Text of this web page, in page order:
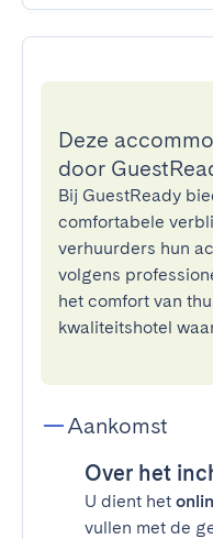
Deze
door
Bij GuestReady
comfortabele
verhuurders hun
volgens
het comfort van
kwaliteitshotel
Aankomst
Over het
U dient het
vullen met de